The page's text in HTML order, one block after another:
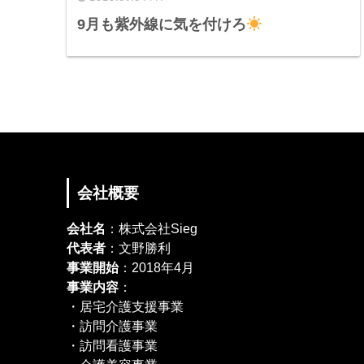
9月も紫外線に気を付けろ
会社概要
会社名 ：株式会社Sieg
代表者 ：文野勝利
事業開始：2018年4月
事業内容 ：
・居宅介護支援事業
・訪問介護事業
・訪問看護事業